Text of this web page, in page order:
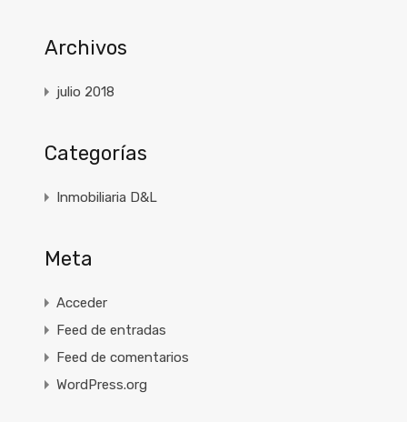
Archivos
julio 2018
Categorías
Inmobiliaria D&L
Meta
Acceder
Feed de entradas
Feed de comentarios
WordPress.org